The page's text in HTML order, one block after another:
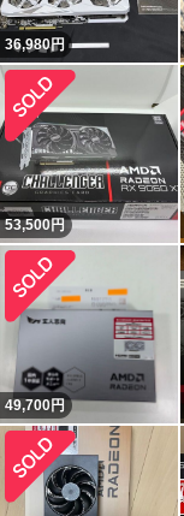
36,980円
53,500円
49,700円